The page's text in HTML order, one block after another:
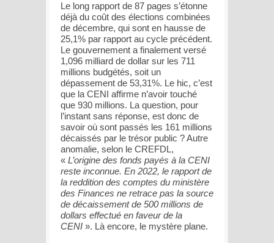
Le long rapport de 87 pages s’étonne
déjà du coût des élections combinées
de décembre, qui sont en hausse de
25,1% par rapport au cycle précédent.
Le gouvernement a finalement versé
1,096 milliard de dollar sur les 711
millions budgétés, soit un
dépassement de 53,31%. Le hic, c’est
que la CENI affirme n’avoir touché
que 930 millions. La question, pour
l’instant sans réponse, est donc de
savoir où sont passés les 161 millions
décaissés par le trésor public ? Autre
anomalie, selon le CREFDL,
« L’origine des fonds payés à la CENI
reste inconnue. En 2022, le rapport de
la reddition des comptes du ministère
des Finances ne retrace pas la source
de décaissement de 500 millions de
dollars effectué en faveur de la
CENI ». Là encore, le mystère plane.